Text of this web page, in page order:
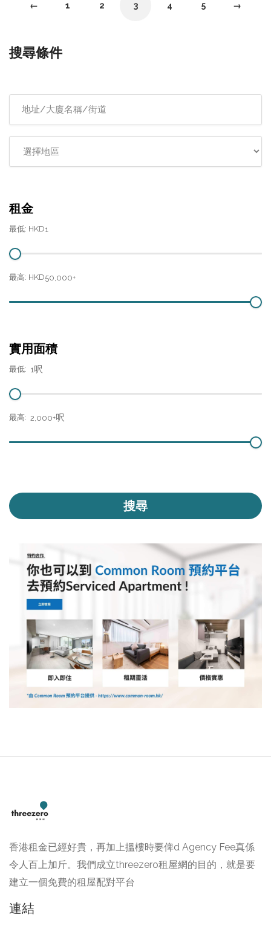
← 1 2 3 4 5 →
搜尋條件
租金
最低: HKD1
最高: HKD50,000+
實用面積
最低: 1呎
最高: 2,000+呎
搜尋
香港租金已經好貴，再加上搵樓時要俾d Agency Fee真係
令人百上加斤。我們成立threezero租屋網的目的，就是要
建立一個免費的租屋配對平台
連結